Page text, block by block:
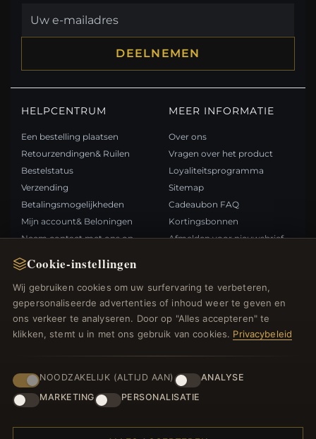
Cookie-instellingen
Wij gebruiken cookies om uw surfervaring te verbeteren,
gepersonaliseerde advertenties of inhoud weer te geven en
ons verkeer te analyseren. Door op "Alles accepteren" te
klikken, stemt u in met ons gebruik van cookies. Privacybeleid
NOODZAKELIJK (ALTIJD AAN)
ANALYSE
MARKETING
PERSONALISATIE
DEELNEMEN
HELPCENTRUM
Een bestelling plaatsen
Retourzendingen& Ruilen
Bestelstatus
Verzending
Betalingsmogelijkheden
Mijn account& Beloningen
Neem contact met ons op
MEER INFORMATIE
Over ons
Vragen over het product
Loyaliteitsprogramma
Sitemap
Cadeaubon FAQ
Kortingsbonnen
Afmelden voor nieuwsbrief
Nieuwe producten
Specials
Blog
Inloggen
BETAALMETHODEN